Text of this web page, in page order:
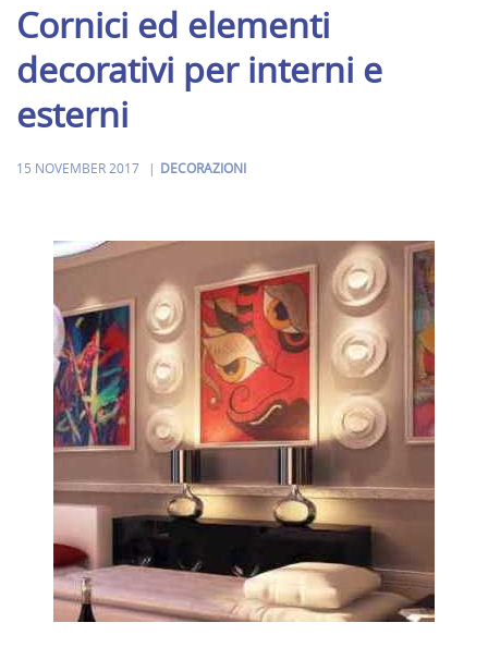
Cornici ed elementi
decorativi per interni e
esterni
15 NOVEMBER 2017 DECORAZIONI